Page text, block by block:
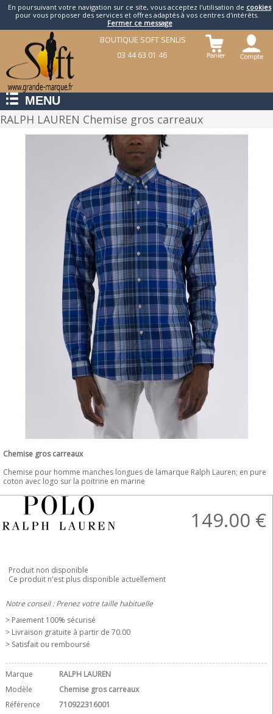
En poursuivant votre navigation sur ce site, vous acceptez l'utilisation de cookies
pour vous proposer des services et offres adaptés à vos centres d'intérêts.
Fermer ce message
BOUTIQUE SOFT SENLIS
03 44 63 01 46
MENU
RALPH LAUREN Chemise gros carreaux
Chemise gros carreaux
Chemise pour homme manches longues de lamarque Ralph Lauren; en pure
coton avec logo sur la poitrine en marine
149.00 €
Produit non disponible
Ce produit n'est plus disponible actuellement
Notre conseil : Prenez votre taille habituelle
> Paiement 100% sécurisé
> Livraison gratuite à partir de 70.00 
> Satisfait ou remboursé
Marque
RALPH LAUREN
Modèle
Chemise gros carreaux
Référence
710922316001